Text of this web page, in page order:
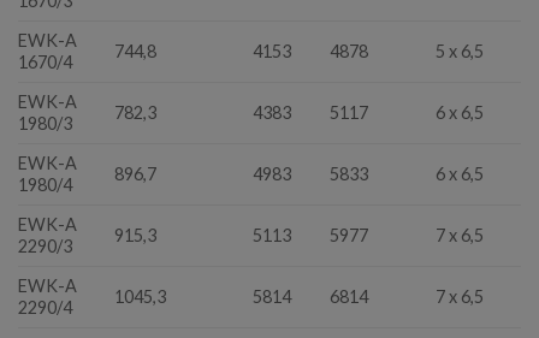
EWK-A
1670/4
744,8 4153 4878 5 x 6,5
EWK-A
1980/3
782,3 4383 5117 6 x 6,5
EWK-A
1980/4
896,7 4983 5833 6 x 6,5
EWK-A
2290/3
915,3 5113 5977 7 x 6,5
EWK-A
2290/4
1045,3 5814 6814 7 x 6,5